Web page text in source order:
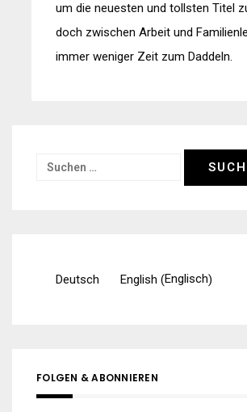
um die neuesten und tollsten Titel
doch zwischen Arbeit und
immer weniger Zeit zum Daddeln.
Suchen
Deutsch English (Englisch)
FOLGEN & ABONNIEREN